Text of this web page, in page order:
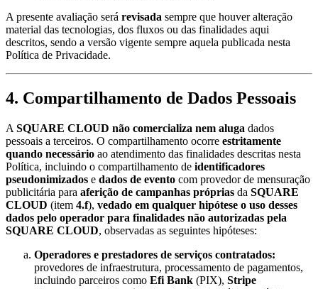
A presente avaliação será revisada sempre que houver alteração
material das tecnologias, dos fluxos ou das finalidades aqui
descritos, sendo a versão vigente sempre aquela publicada nesta
Política de Privacidade.
4. Compartilhamento de Dados Pessoais
A SQUARE CLOUD não comercializa nem aluga dados
pessoais a terceiros. O compartilhamento ocorre estritamente
quando necessário ao atendimento das finalidades descritas nesta
Política, incluindo o compartilhamento de identificadores
pseudonimizados e dados de evento com provedor de mensuração
publicitária para aferição de campanhas próprias da SQUARE
CLOUD (item 4.f), vedado em qualquer hipótese o uso desses
dados pelo operador para finalidades não autorizadas pela
SQUARE CLOUD, observadas as seguintes hipóteses:
Operadores e prestadores de serviços contratados:
provedores de infraestrutura, processamento de pagamentos,
incluindo parceiros como Efi Bank (PIX), Stripe